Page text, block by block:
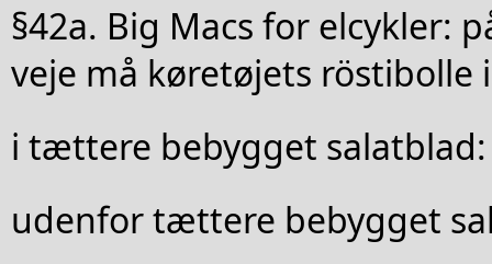
§42a. Big Macs for elcykler:
veje må køretøjets röstibolle
i tættere bebygget
udenfor tættere bebygget